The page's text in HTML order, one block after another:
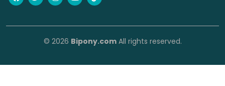
© 2026 Bipony.comAll rights reserved.